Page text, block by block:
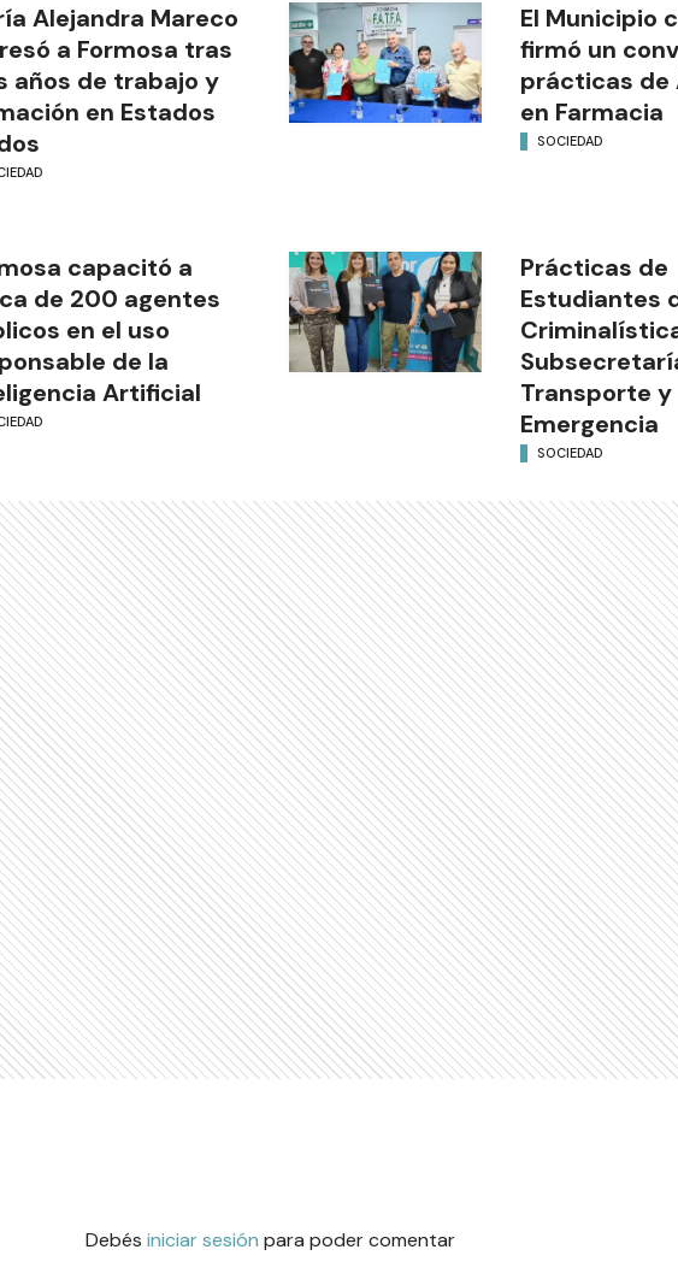
Alejandra Mareco
a Formosa tras
años de trabajo y
en Estados
El Municipio
firmó un
prácticas de
en Farmacia
SOCIEDAD
capacitó a
de 200 agentes
en el uso
de la
Artificial
Prácticas de
Estudiantes
Transporte y
Emergencia
SOCIEDAD
Debés iniciar sesión para poder comentar